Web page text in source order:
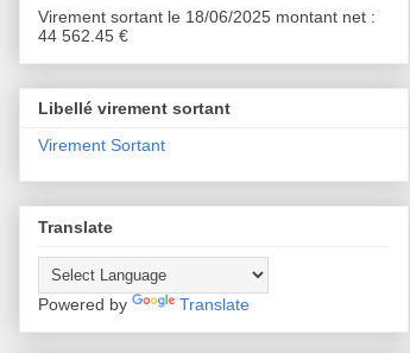
Virement sortant le 18/06/2025 montant net :
44 562.45 €
Libellé virement sortant
Virement Sortant
Translate
Powered by Translate